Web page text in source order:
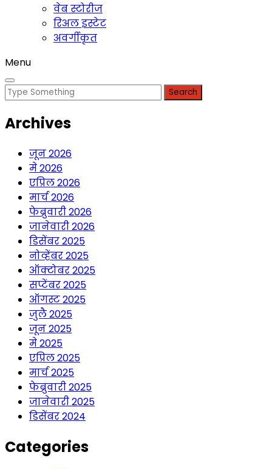
वेब स्टोरीज
रिअल इस्टेट
अवर्गीकृत
Menu
Search
Archives
जून 2026
मे 2026
एप्रिल 2026
मार्च 2026
फेब्रुवारी 2026
जानेवारी 2026
डिसेंबर 2025
नोव्हेंबर 2025
ऑक्टोबर 2025
सप्टेंबर 2025
ऑगस्ट 2025
जुलै 2025
जून 2025
मे 2025
एप्रिल 2025
मार्च 2025
फेब्रुवारी 2025
जानेवारी 2025
डिसेंबर 2024
Categories